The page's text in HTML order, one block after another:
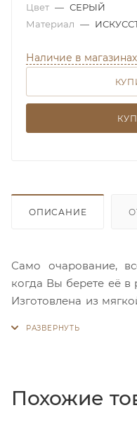
Цвет — СЕРЫЙ
Материал —
Наличие в магазинах
ОПИСАНИЕ
Само очарование,
когда Вы берете её в
Изготовлена из
подкладка
полиэстера.
Похожие